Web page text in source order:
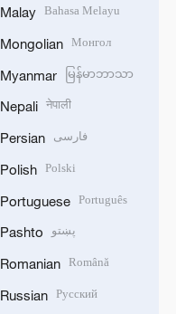
Malay Bahasa Melayu
Mongolian Монгол
Myanmar မြန်မာဘာသာ
Nepali नेपाली
Persian فارسی
Polish Polski
Portuguese Português
Pashto پښتو
Romanian Română
Russian Русский